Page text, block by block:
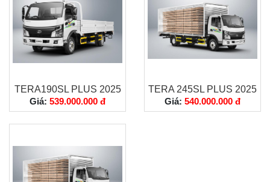
TERA190SL PLUS 2025
Giá: 539.000.000 đ
TERA 245SL PLUS 2025
Giá: 540.000.000 đ